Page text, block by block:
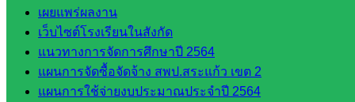
เผยแพร่ผลงาน
เว็บไซต์โรงเรียนในสังกัด
แนวทางการจัดการศึกษาปี 2564
แผนการจัดซื้อจัดจ้าง สพป.สระแก้ว เขต 2
แผนการใช้จ่ายงบประมาณประจำปี 2564
Line
Tel 037-232263: